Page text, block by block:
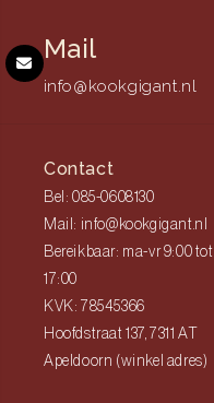
Mail
info@kookgigant.nl
Contact
Bel: 085-0608130
Mail: info@kookgigant.nl
Bereikbaar: ma-vr 9:00 tot
17:00
KVK: 78545366
Hoofdstraat 137, 7311 AT
Apeldoorn (winkel adres)